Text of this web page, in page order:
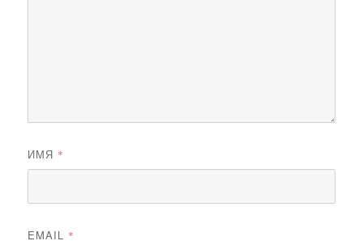
ИМЯ *
EMAIL *